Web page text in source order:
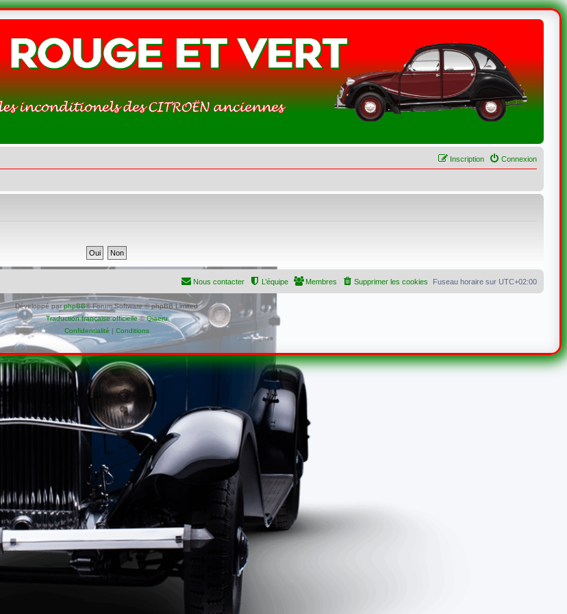
Connexion
Inscription
Fuseau horaire sur UTC+02:00
Supprimer les cookies
Membres
L’équipe
Nous contacter
Développé parphpBB® Forum Software © phpBB Limited
Traduction française officielle©Qiaeru
Confidentialité | Conditions